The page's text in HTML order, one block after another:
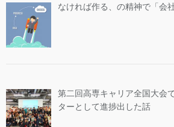
なければ作る、の精神で「会
第二回高専キャリア全国大会
ターとして進捗出した話